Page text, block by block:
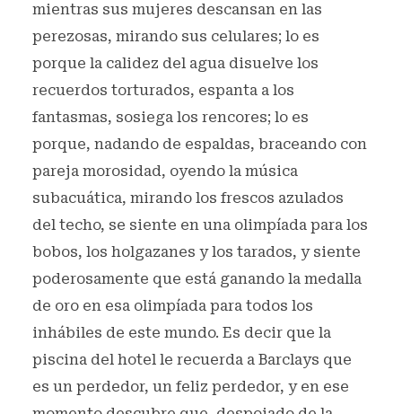
mientras sus mujeres descansan en las
perezosas, mirando sus celulares; lo es
porque la calidez del agua disuelve los
recuerdos torturados, espanta a los
fantasmas, sosiega los rencores; lo es
porque, nadando de espaldas, braceando con
pareja morosidad, oyendo la música
subacuática, mirando los frescos azulados
del techo, se siente en una olimpíada para los
bobos, los holgazanes y los tarados, y siente
poderosamente que está ganando la medalla
de oro en esa olimpíada para todos los
inhábiles de este mundo. Es decir que la
piscina del hotel le recuerda a Barclays que
es un perdedor, un feliz perdedor, y en ese